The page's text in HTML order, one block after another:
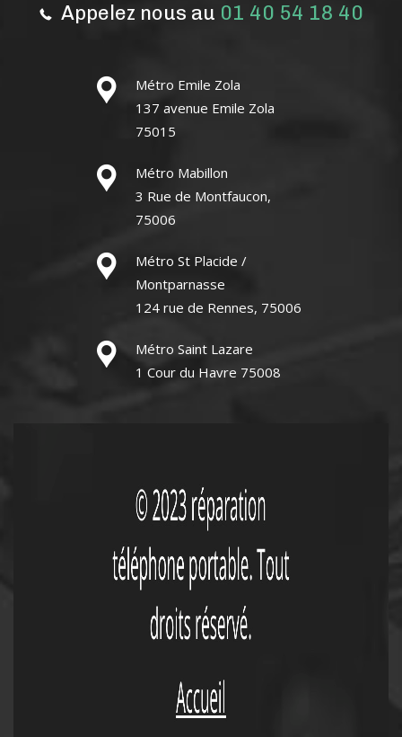
Appelez nous au 01 40 54 18 40
Métro Emile Zola
137 avenue Emile Zola
75015
Métro Mabillon
3 Rue de Montfaucon,
75006
Métro St Placide /
Montparnasse
124 rue de Rennes, 75006
Métro Saint Lazare
1 Cour du Havre 75008